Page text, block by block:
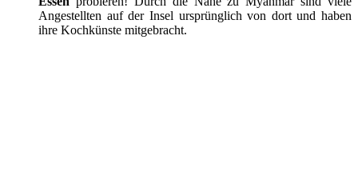
Angestellten auf der Insel ursprünglich von dort und haben
ihre Kochkünste mitgebracht.